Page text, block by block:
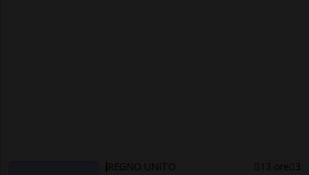
REGNO UNITO 13 ore 3